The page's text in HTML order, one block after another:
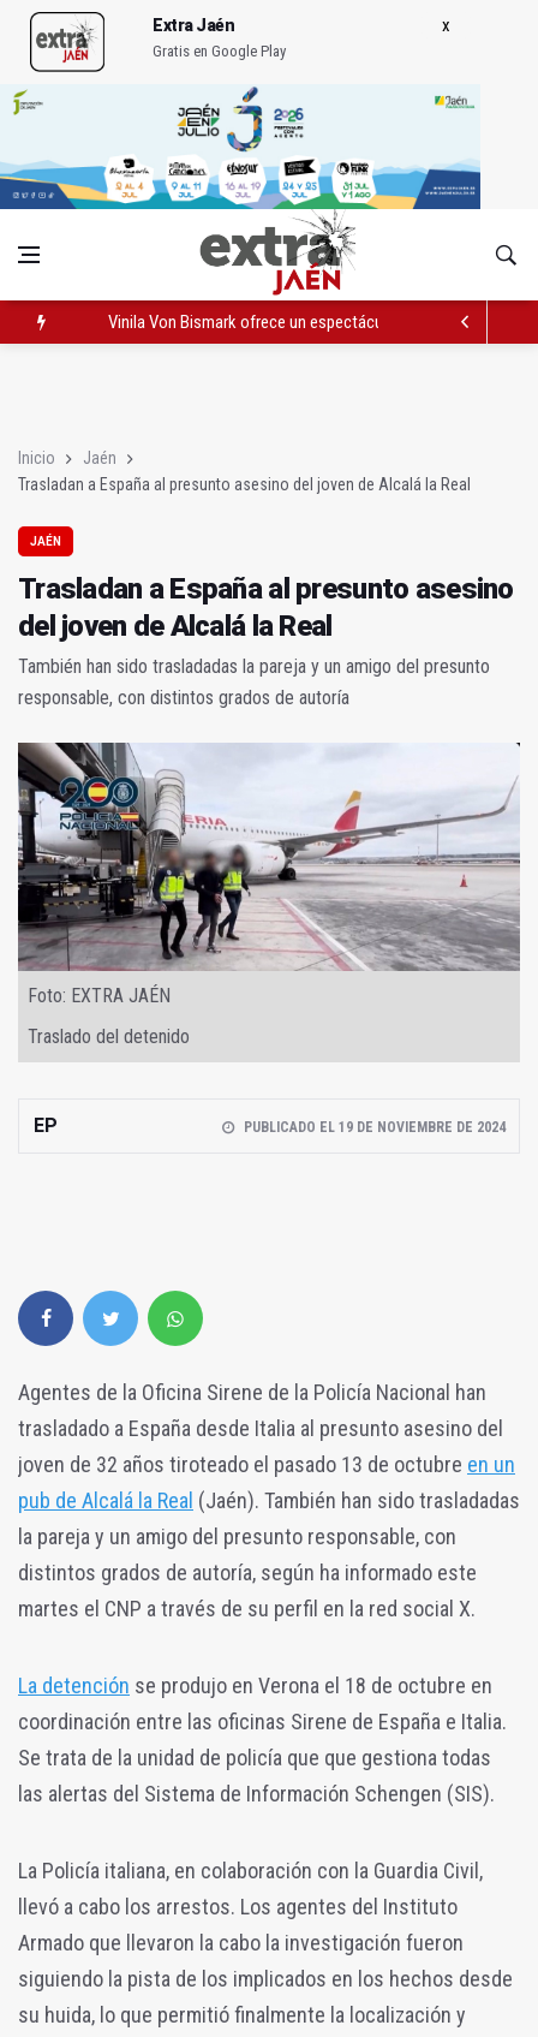
Extra Jaén
Gratis en Google Play
Vinila Von Bismark ofrece un espectáculo "rompedor" en el
Inicio
Jaén
Trasladan a España al presunto asesino del joven de Alcalá la Real
JAÉN
Trasladan a España al presunto asesino
del joven de Alcalá la Real
También han sido trasladadas la pareja y un amigo del presunto
responsable, con distintos grados de autoría
Foto: EXTRA JAÉN
Traslado del detenido
EP PUBLICADO EL 19 DE NOVIEMBRE DE 2024
Agentes de la Oficina Sirene de la Policía Nacional han
trasladado a España desde Italia al presunto asesino del
joven de 32 años tiroteado el pasado 13 de octubre en un
pub de Alcalá la Real (Jaén). También han sido trasladadas
la pareja y un amigo del presunto responsable, con
distintos grados de autoría, según ha informado este
martes el CNP a través de su perfil en la red social X.
La detención se produjo en Verona el 18 de octubre en
coordinación entre las oficinas Sirene de España e Italia.
Se trata de la unidad de policía que que gestiona todas
las alertas del Sistema de Información Schengen (SIS).
La Policía italiana, en colaboración con la Guardia Civil,
llevó a cabo los arrestos. Los agentes del Instituto
Armado que llevaron la cabo la investigación fueron
siguiendo la pista de los implicados en los hechos desde
su huida, lo que permitió finalmente la localización y